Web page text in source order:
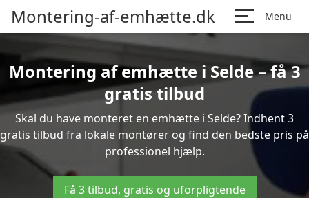
Montering-af-emhætte.dk Menu
Montering af emhætte i Selde – få 3
gratis tilbud
Skal du have monteret en emhætte i Selde? Indhent 3
gratis tilbud fra lokale montører og find den bedste pris på
professionel hjælp.
Få 3 tilbud, gratis og uforpligtende